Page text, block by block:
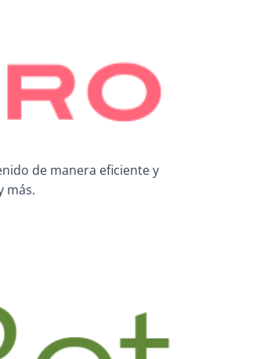
de manera eficiente y
más.